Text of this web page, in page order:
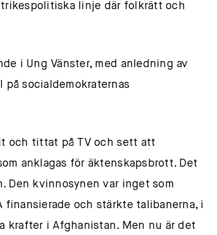
linje där folkrätt och
i Ung Vänster, med anledning av
på socialdemokraternas
och tittat på TV och sett att
anklagas för äktenskapsbrott. Det
Den kvinnosynen var inget som
finansierade och stärkte talibanerna, i
krafter i Afghanistan. Men nu är det